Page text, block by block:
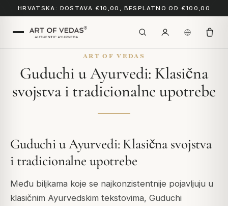
HRVATSKA: DOSTAVA €10,00, BESPLATNO OD €100,00
ART OF VEDAS
Guduchi u Ayurvedi: Klasična
svojstva i tradicionalne upotrebe
Guduchi u Ayurvedi: Klasična svojstva
i tradicionalne upotrebe
Među biljkama koje se najkonzistentnije pojavljuju u
klasičnim Ayurvedskim tekstovima, Guduchi